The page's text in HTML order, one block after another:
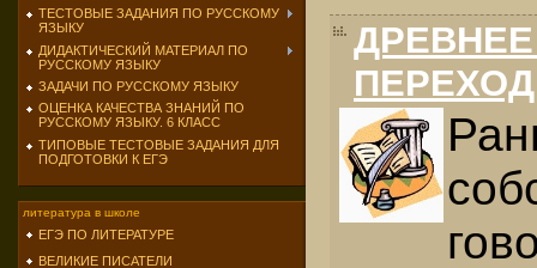
ТЕСТОВЫЕ ЗАДАНИЯ ПО РУССКОМУ
ЯЗЫКУ
ДИДАКТИЧЕСКИЙ МАТЕРИАЛ ПО
РУССКОМУ ЯЗЫКУ
ЗАДАЧИ ПО РУССКОМУ ЯЗЫКУ
ОЦЕНКА КАЧЕСТВА ЗНАНИЙ ПО
РУССКОМУ ЯЗЫКУ. 6 КЛАСС
ТИПОВЫЕ ТЕСТОВЫЕ ЗАДАНИЯ ДЛЯ
ПОДГОТОВКИ К ЕГЭ
литература в школе
ЕГЭ ПО ЛИТЕРАТУРЕ
ВЕЛИКИЕ ПИСАТЕЛИ